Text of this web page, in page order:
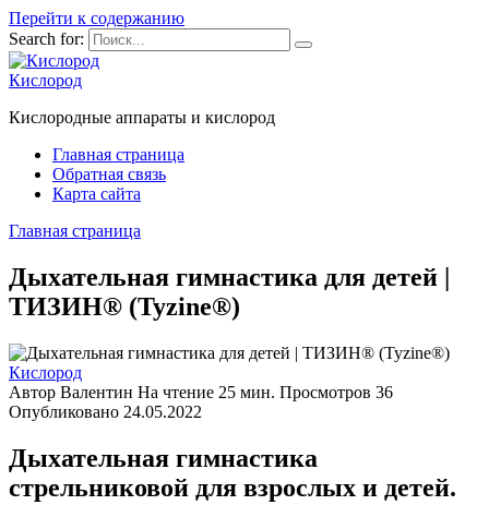
Перейти к содержанию
Search for:
Кислород
Кислородные аппараты и кислород
Главная страница
Обратная связь
Карта сайта
Главная страница
Дыхательная гимнастика для детей |
ТИЗИН® (Tyzine®)
Кислород
Автор Валентин На чтение 25 мин. Просмотров 36
Опубликовано 24.05.2022
Дыхательная гимнастика
стрельниковой для взрослых и детей.